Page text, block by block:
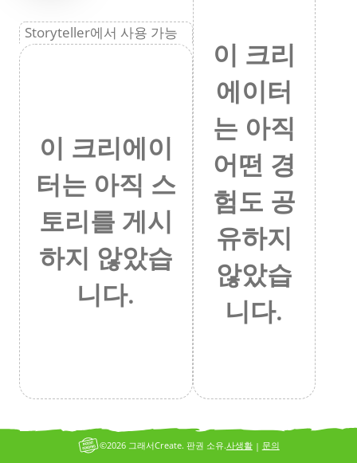
Storyteller에서 사용 가능
이 크리에이
터는 아직 스
토리를 게시
하지 않았습
니다.
이 크리
에이터
는 아직
어떤 경
험도 공
유하지
않았습
니다.
사생활| 문의
©2026 그래서Create. 판권 소유.